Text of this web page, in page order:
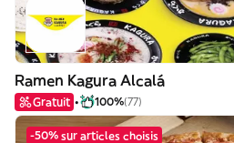
Ramen Kagura Alcalá
Gratuit 100%(77)
-50% sur articles choisis